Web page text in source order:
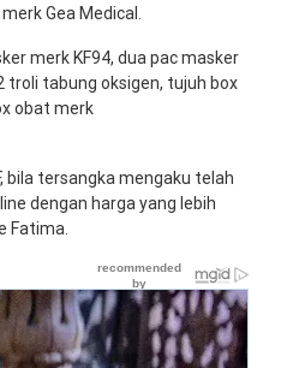
Gea Medical.
merk KF94, dua pac masker
troli tabung oksigen, tujuh box
obat merk
bila tersangka mengaku telah
dengan harga yang lebih
Fatima.